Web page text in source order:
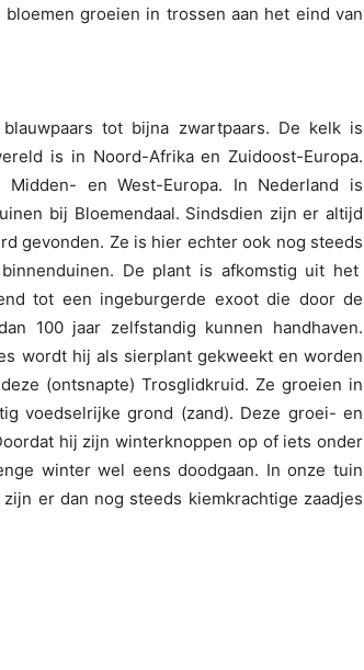
groeien in trossen aan het eind van
tot bijna zwartpaars. De kelk is
is in Noord-Afrika en Zuidoost-Europa.
en West-Europa. In Nederland is
bij Bloemendaal. Sindsdien zijn er altijd
gevonden. Ze is hier echter ook nog steeds
De plant is afkomstig uit het
tot een ingeburgerde exoot die door de
100 jaar zelfstandig kunnen handhaven.
wordt hij als sierplant gekweekt en worden
(ontsnapte) Trosglidkruid. Ze groeien in
voedselrijke grond (zand). Deze groei- en
hij zijn winterknoppen op of iets onder
winter wel eens doodgaan. In onze tuin
er dan nog steeds kiemkrachtige zaadjes